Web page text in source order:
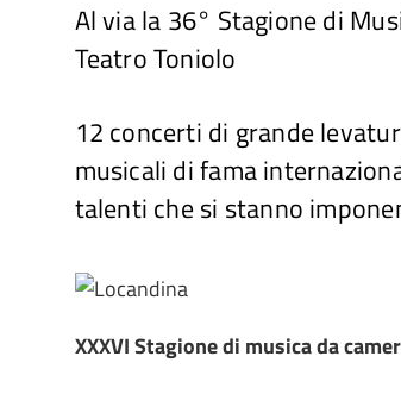
Al via la 36° Stagione di
Teatro Toniolo
12 concerti di grande
musicali di fama
talenti che si stanno
XXXVI Stagione di musica da